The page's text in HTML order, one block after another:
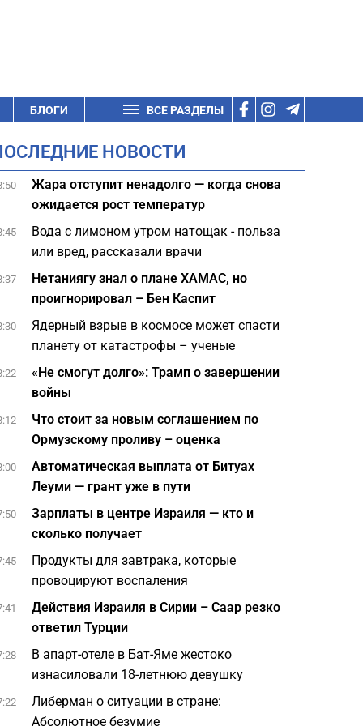
БЛОГИ ВСЕ РАЗДЕЛЫ
НОВОСТИ
Жара отступит ненадолго — когда снова
ожидается рост температур
Вода с лимоном утром натощак - польза
или вред, рассказали врачи
Нетаниягу знал о плане ХАМАС, но
проигнорировал – Бен Каспит
Ядерный взрыв в космосе может спасти
планету от катастрофы – ученые
«Не смогут долго»: Трамп о завершении
войны
Что стоит за новым соглашением по
Ормузскому проливу – оценка
Автоматическая выплата от Битуах
Леуми — грант уже в пути
Зарплаты в центре Израиля — кто и
сколько получает
Продукты для завтрака, которые
провоцируют воспаления
Действия Израиля в Сирии – Саар резко
ответил Турции
В апарт-отеле в Бат-Яме жестоко
изнасиловали 18-летнюю девушку
Либерман о ситуации в стране:
Абсолютное безумие